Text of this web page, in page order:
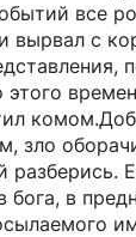
все
вырвал с
зло
разберись.
бога, в